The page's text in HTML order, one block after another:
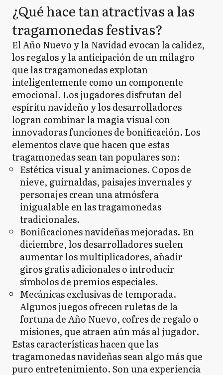
¿Qué hace tan atractivas a las
tragamonedas festivas?
El Año Nuevo y la Navidad evocan la calidez,
los regalos y la anticipación de un milagro
que las tragamonedas explotan
inteligentemente como un componente
emocional. Los jugadores disfrutan del
espíritu navideño y los desarrolladores
logran combinar la magia visual con
innovadoras funciones de bonificación. Los
elementos clave que hacen que estas
tragamonedas sean tan populares son:
Estética visual y animaciones. Copos de
nieve, guirnaldas, paisajes invernales y
personajes crean una atmósfera
inigualable en las tragamonedas
tradicionales.
Bonificaciones navideñas mejoradas. En
diciembre, los desarrolladores suelen
aumentar los multiplicadores, añadir
giros gratis adicionales o introducir
símbolos de premios especiales.
Mecánicas exclusivas de temporada.
Algunos juegos ofrecen ruletas de la
fortuna de Año Nuevo, cofres de regalo o
misiones, que atraen aún más al jugador.
Estas características hacen que las
tragamonedas navideñas sean algo más que
puro entretenimiento. Son una experiencia